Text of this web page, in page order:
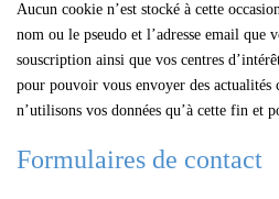
Aucun cookie n’est stocké à cette
nom ou le pseudo et l’adresse email que
souscription ainsi que vos centres
pour pouvoir vous envoyer des
n’utilisons vos données qu’à cette fin et
Formulaires de contact